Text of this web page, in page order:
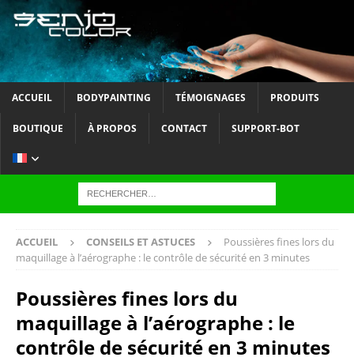
ACCUEIL BODYPAINTING TÉMOIGNAGES PRODUITS
BOUTIQUE À PROPOS CONTACT SUPPORT-BOT
ACCUEIL CONSEILS ET ASTUCES
Poussières fines lors du
maquillage à l’aérographe : le contrôle de sécurité en 3 minutes
Poussières fines lors du
maquillage à l’aérographe : le
contrôle de sécurité en 3 minutes